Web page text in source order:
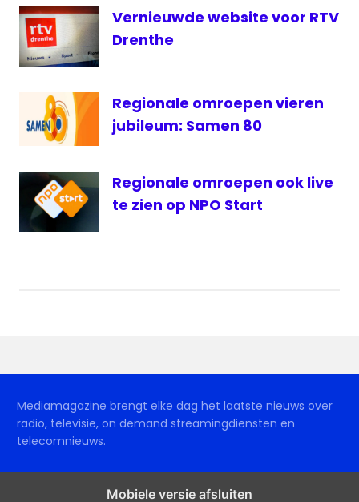
Vernieuwde website voor RTV
Drenthe
Regionale omroepen vieren
jubileum: Samen 80
Regionale omroepen ook live
te zien op NPO Start
Mediamagazine brengt elke dag het laatste nieuws over
radio, televisie, on demand streamingdiensten en
telecomnieuws.
Mobiele versie afsluiten